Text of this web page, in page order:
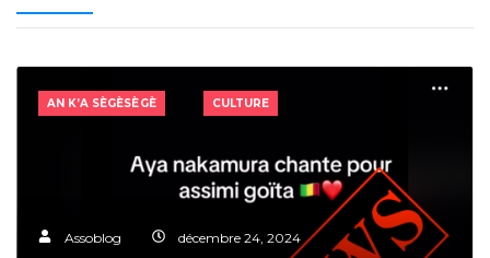
AN K’A SÈGÈSÈGÈ CULTURE
Assoblog décembre 24, 2024